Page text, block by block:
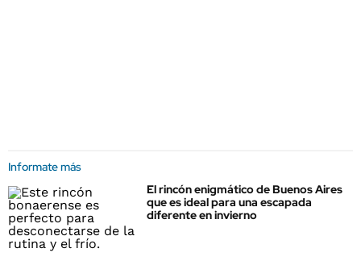
Informate más
El rincón enigmático de Buenos Aires
que es ideal para una escapada
diferente en invierno